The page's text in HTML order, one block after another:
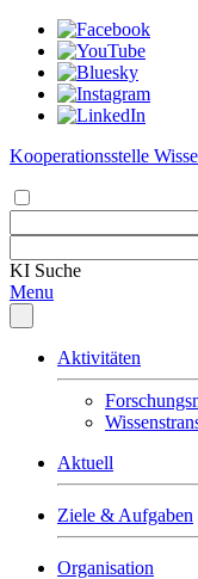
Kooperationsstelle
KI Suche
Menu
Aktivitäten
Aktuell
Ziele & Aufgaben
Organisation